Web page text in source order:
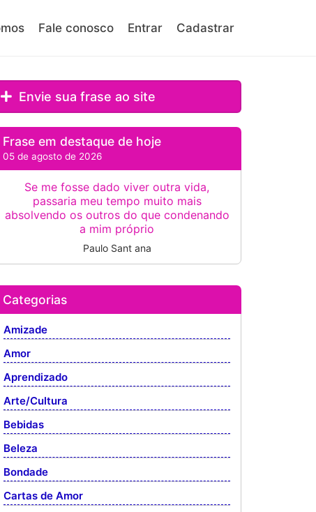
Fale conosco Entrar Cadastrar
Envie sua frase ao site
Frase em destaque de hoje
05 de agosto de 2026
Se me fosse dado viver outra vida,
passaria meu tempo muito mais
absolvendo os outros do que condenando
a mim próprio
Paulo Sant ana
Categorias
Amizade
Amor
Aprendizado
Arte/Cultura
Bebidas
Beleza
Bondade
Cartas de Amor